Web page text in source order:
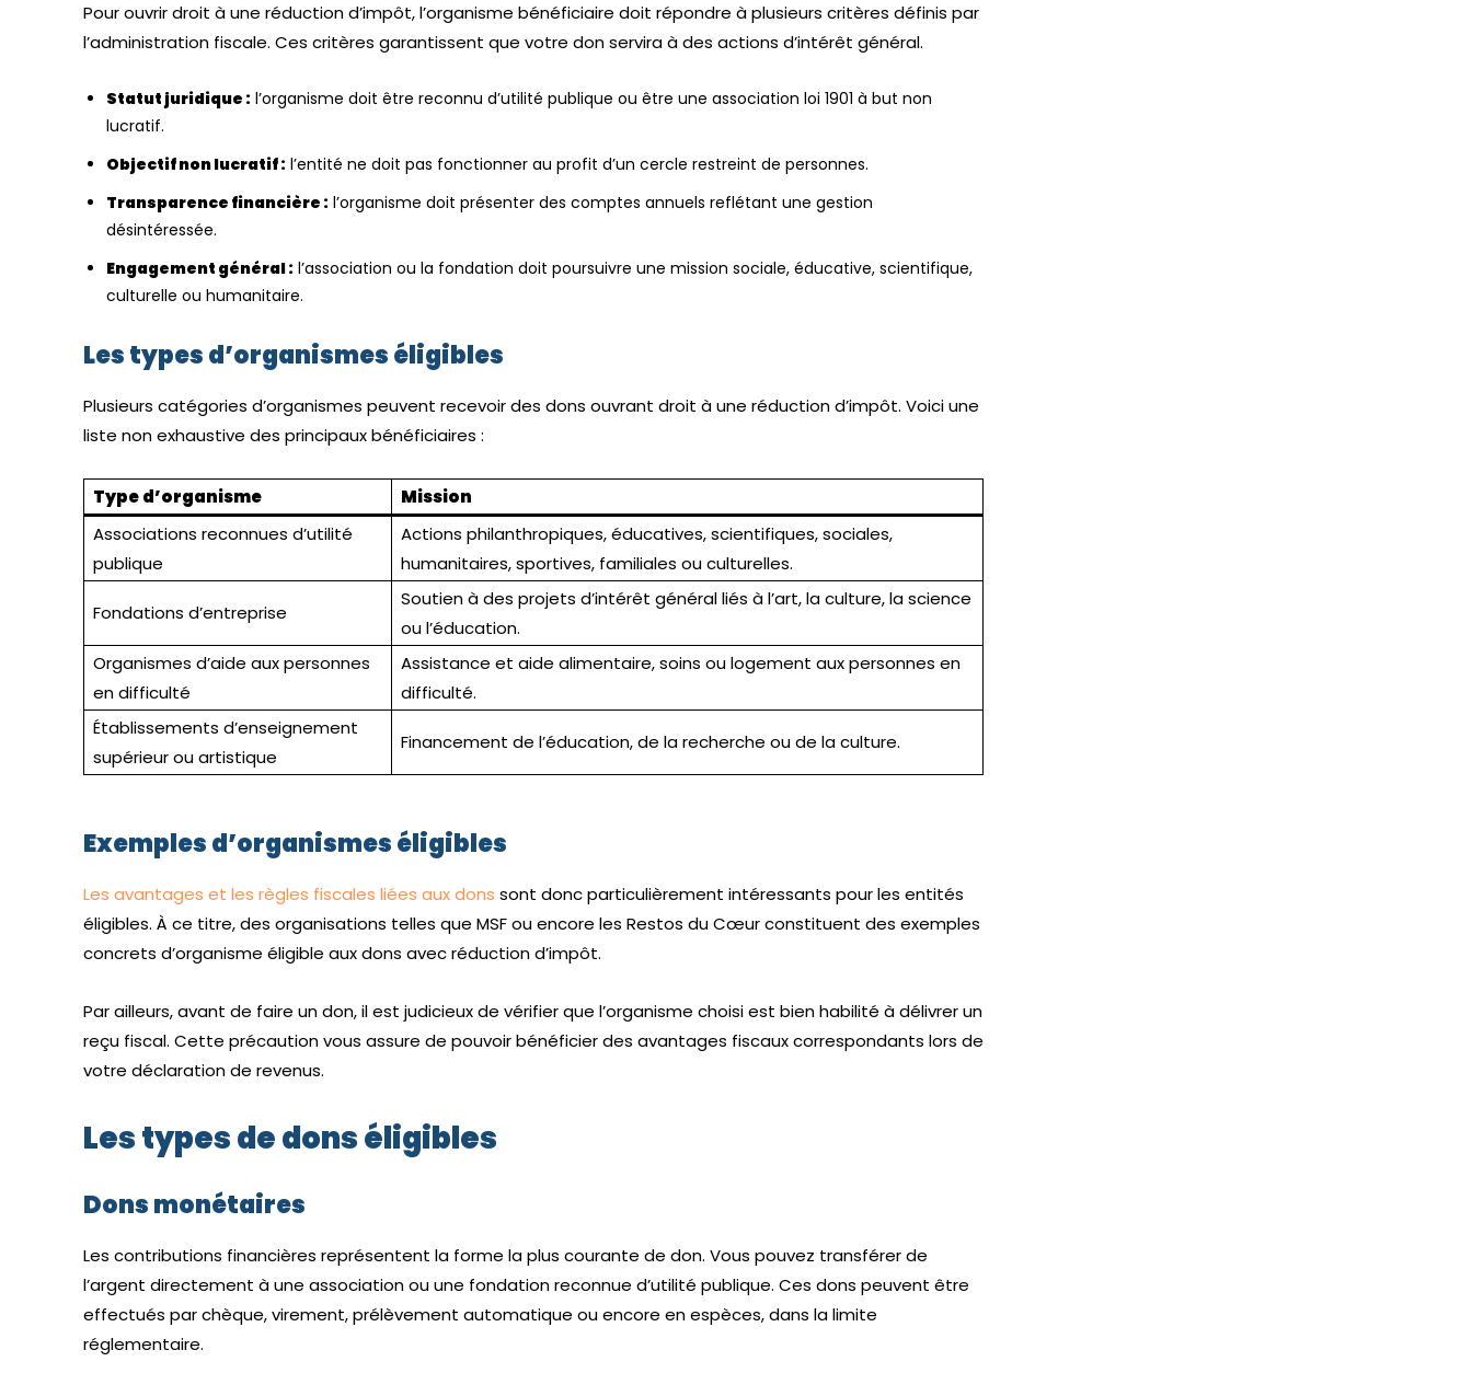
Pour ouvrir droit à une réduction d’impôt, l’organisme bénéficiaire doit répondre à plusieurs critères définis par
l’administration fiscale. Ces critères garantissent que votre don servira à des actions d’intérêt général.
Statut juridique : l’organisme doit être reconnu d’utilité publique ou être une association loi 1901 à but non
lucratif.
Objectif non lucratif : l’entité ne doit pas fonctionner au profit d’un cercle restreint de personnes.
Transparence financière : l’organisme doit présenter des comptes annuels reflétant une gestion
désintéressée.
Engagement général : l’association ou la fondation doit poursuivre une mission sociale, éducative, scientifique,
culturelle ou humanitaire.
Les types d’organismes éligibles
Plusieurs catégories d’organismes peuvent recevoir des dons ouvrant droit à une réduction d’impôt. Voici une
liste non exhaustive des principaux bénéficiaires :
Type d’organisme
Mission
Associations reconnues d’utilité
publique
Actions philanthropiques, éducatives, scientifiques, sociales,
humanitaires, sportives, familiales ou culturelles.
Fondations d’entreprise
Soutien à des projets d’intérêt général liés à l’art, la culture, la science
ou l’éducation.
Organismes d’aide aux personnes
en difficulté
Assistance et aide alimentaire, soins ou logement aux personnes en
difficulté.
Établissements d’enseignement
supérieur ou artistique
Financement de l’éducation, de la recherche ou de la culture.
Exemples d’organismes éligibles
Les avantages et les règles fiscales liées aux dons sont donc particulièrement intéressants pour les entités
éligibles. À ce titre, des organisations telles que MSF ou encore les Restos du Cœur constituent des exemples
concrets d’organisme éligible aux dons avec réduction d’impôt.
Par ailleurs, avant de faire un don, il est judicieux de vérifier que l’organisme choisi est bien habilité à délivrer un
reçu fiscal. Cette précaution vous assure de pouvoir bénéficier des avantages fiscaux correspondants lors de
votre déclaration de revenus.
Les types de dons éligibles
Dons monétaires
Les contributions financières représentent la forme la plus courante de don. Vous pouvez transférer de
l’argent directement à une association ou une fondation reconnue d’utilité publique. Ces dons peuvent être
effectués par chèque, virement, prélèvement automatique ou encore en espèces, dans la limite
réglementaire.